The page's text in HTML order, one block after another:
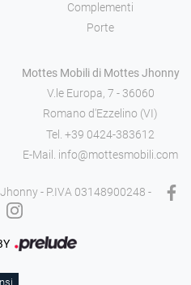
Complementi
Porte
Mottes Mobili di Mottes Jhonny
V.le Europa, 7 - 36060
Romano d'Ezzelino (VI)
Tel. +39 0424-383612
E-Mail. info@mottesmobili.com
- P.IVA 03148900248 -